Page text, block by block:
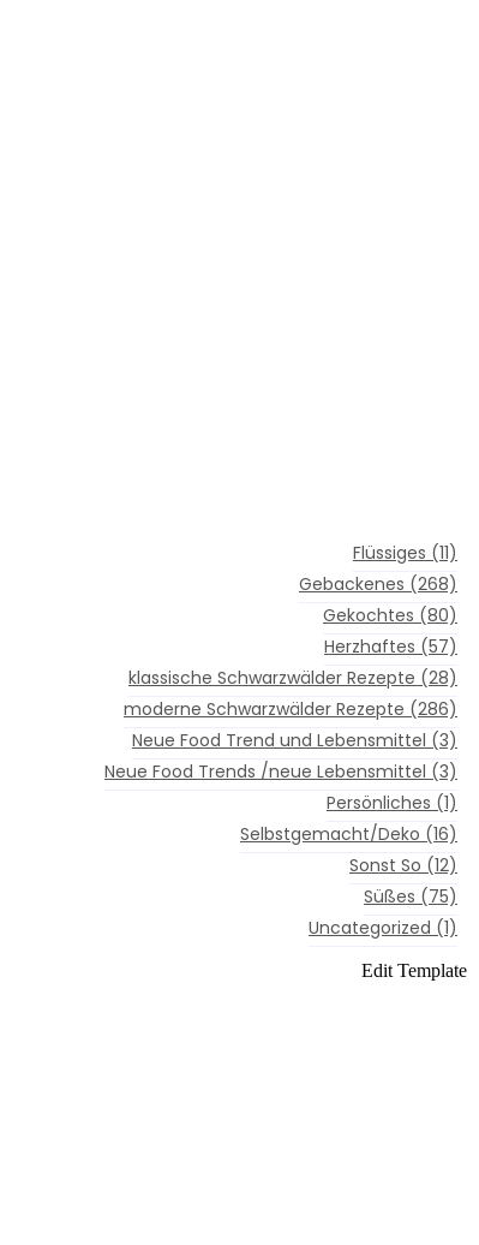
Flüssiges (11)
Gebackenes (268)
Gekochtes (80)
Herzhaftes (57)
klassische Schwarzwälder Rezepte (28)
moderne Schwarzwälder Rezepte (286)
Neue Food Trend und Lebensmittel (3)
Neue Food Trends /neue Lebensmittel (3)
Persönliches (1)
Selbstgemacht/Deko (16)
Sonst So (12)
Süßes (75)
Uncategorized (1)
Edit Template